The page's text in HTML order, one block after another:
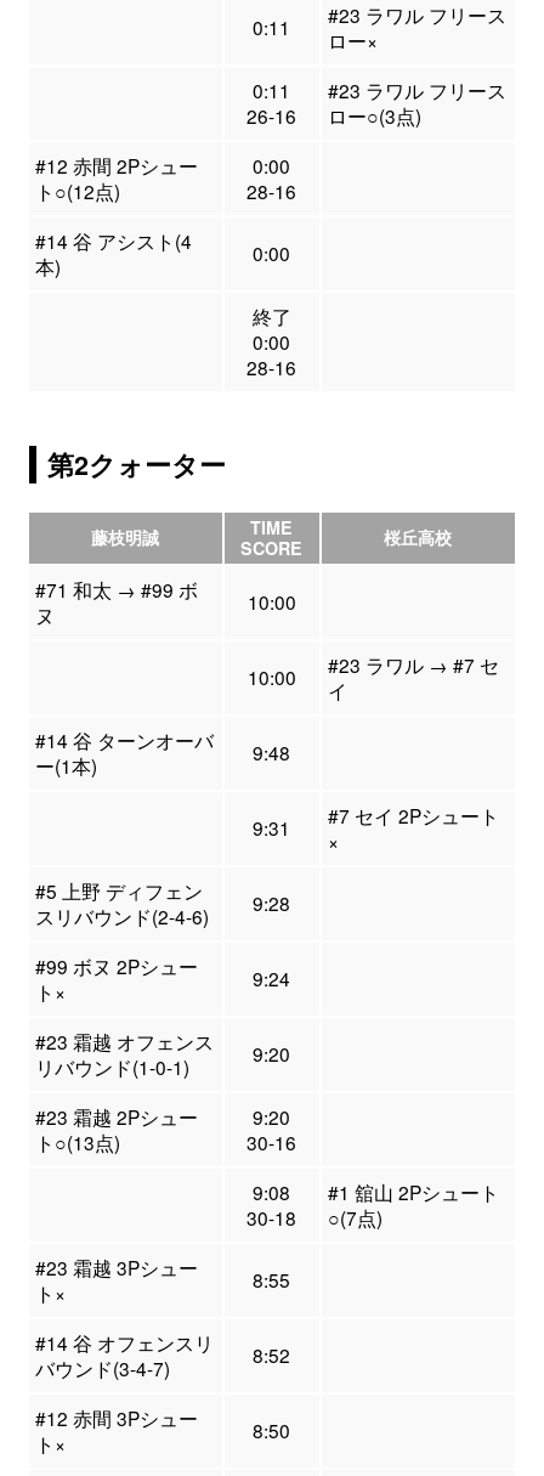
0:11
#23 ラワル フリース
ロー×
0:11
26-16
#23 ラワル フリース
ロー○(3点)
#12 赤間 2Pシュー
ト○(12点)
0:00
28-16
#14 谷 アシスト(4
本)
0:00
終了
0:00
28-16
第2クォーター
藤枝明誠
TIME
SCORE
桜丘高校
#71 和太 → #99 ボ
ヌ
10:00
10:00
#23 ラワル → #7 セ
イ
#14 谷 ターンオーバ
ー(1本)
9:48
9:31
#7 セイ 2Pシュート
×
#5 上野 ディフェン
スリバウンド(2-4-6)
9:28
#99 ボヌ 2Pシュー
ト×
9:24
#23 霜越 オフェンス
リバウンド(1-0-1)
9:20
#23 霜越 2Pシュー
ト○(13点)
9:20
30-16
9:08
30-18
#1 舘山 2Pシュート
○(7点)
#23 霜越 3Pシュー
ト×
8:55
#14 谷 オフェンスリ
バウンド(3-4-7)
8:52
#12 赤間 3Pシュー
ト×
8:50